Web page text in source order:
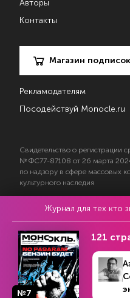
Авторы
Контакты
Магазин подписок
Рекламодателям
Посодействуй Monocle.ru
Свидетельство о регистрации
№ ФС77-87108 от 26 марта
по надзору в сфере массовых
культурного наследия
© 2017—2026 АНО
Политика конфиденциальности
Условия использования
Согласие на обработку
Журнал для тех кто
№7
121